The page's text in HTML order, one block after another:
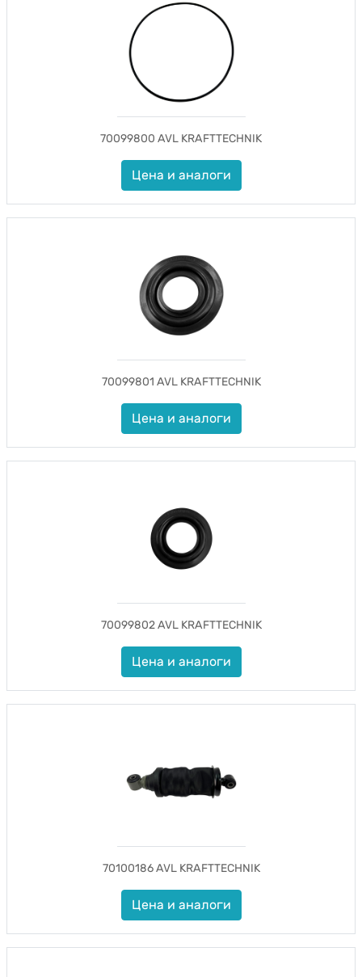
70099800 AVL KRAFTTECHNIK
Цена и аналоги
70099801 AVL KRAFTTECHNIK
Цена и аналоги
70099802 AVL KRAFTTECHNIK
Цена и аналоги
70100186 AVL KRAFTTECHNIK
Цена и аналоги